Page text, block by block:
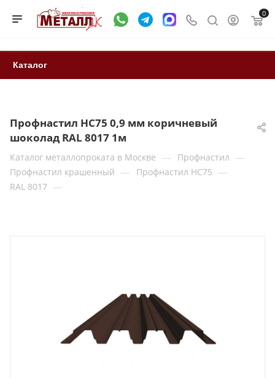
0
Каталог
Профнастил НС75 0,9 мм коричневый
шоколад RAL 8017 1м
Каталог металлопроката в Москве — Профнастил —
Профнастил крашенный — Профнастил НС75 —
RAL 8017 —